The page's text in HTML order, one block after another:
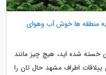
منطقه ها خوش آب وهوای
خسته شده اید، هیچ چیز مانند
اطراف مشهد حال تان را